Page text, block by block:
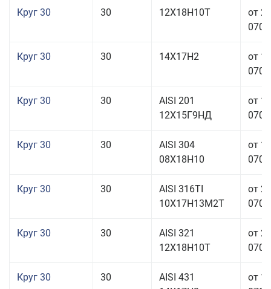
Круг 30 30 12Х18Н10Т
от
Круг 30 30 14Х17Н2
от
Круг 30 30
AISI 201
12Х15Г9НД
от
Круг 30 30
AISI 304
08Х18Н10
от
Круг 30 30
AISI 316TI
10Х17Н13М2Т
от
Круг 30 30
AISI 321
12Х18Н10Т
от
Круг 30 30
AISI 431
от